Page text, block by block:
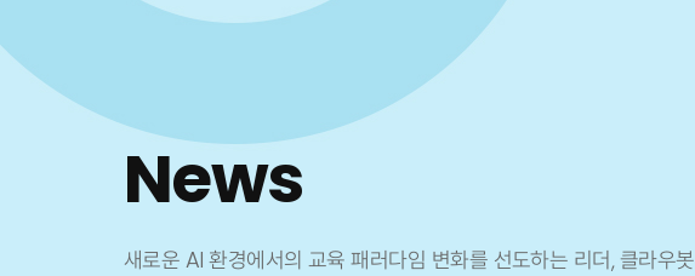
News
새로운 AI 환경에서의 교육 패러다임 변화를 선도하는 리더, 클라우봇